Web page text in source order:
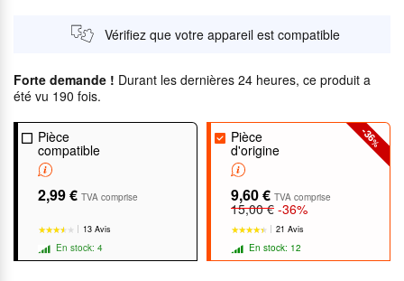
Vérifiez que votre appareil est compatible
Forte demande ! Durant les dernières 24 heures, ce produit a
été vu 190 fois.
Pièce
compatible
2,99 € TVA comprise
13 Avis
En stock: 4
-36
%
Pièce
d'origine
9,60 € TVA comprise
15,00 € -36%
21 Avis
En stock: 12